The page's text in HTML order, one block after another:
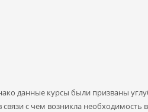
данные курсы были призваны
связи с чем возникла